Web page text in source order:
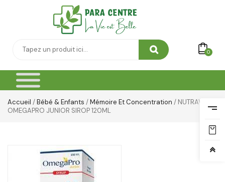
0
Accueil /Bébé & Enfants /Mémoire Et Concentration / NUTRAVIT
OMEGAPRO JUNIOR SIROP 120ML
Soin Du Corps
Vêtement Amincissant